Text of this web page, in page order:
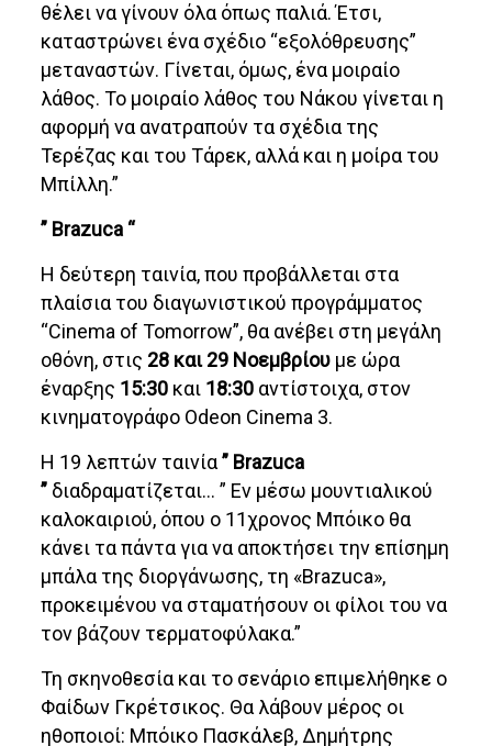
θέλει να γίνουν όλα όπως παλιά. Έτσι,
καταστρώνει ένα σχέδιο “εξολόθρευσης”
μεταναστών. Γίνεται, όμως, ένα μοιραίο
λάθος. Το μοιραίο λάθος του Νάκου γίνεται η
αφορμή να ανατραπούν τα σχέδια της
Τερέζας και του Τάρεκ, αλλά και η μοίρα του
Μπίλλη.”
” Brazuca “
Η δεύτερη ταινία, που προβάλλεται στα
πλαίσια του διαγωνιστικού προγράμματος
“Cinema of Tomorrow”, θα ανέβει στη μεγάλη
οθόνη, στις 28 και 29 Νοεμβρίου με ώρα
έναρξης 15:30 και 18:30 αντίστοιχα, στον
κινηματογράφο Odeon Cinema 3.
Η 19 λεπτών ταινία” Brazuca
” διαδραματίζεται… ” Εν μέσω μουντιαλικού
καλοκαιριού, όπου ο 11χρονος Μπόικο θα
κάνει τα πάντα για να αποκτήσει την επίσημη
μπάλα της διοργάνωσης, τη «Brazuca»,
προκειμένου να σταματήσουν οι φίλοι του να
τον βάζουν τερματοφύλακα.”
Τη σκηνοθεσία και το σενάριο επιμελήθηκε ο
Φαίδων Γκρέτσικος. Θα λάβουν μέρος οι
ηθοποιοί: Μπόικο Πασκάλεβ, Δημήτρης